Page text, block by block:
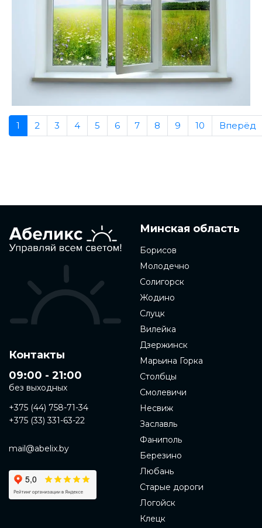
1 2 3 4 5 6 7 8 9 10 Вперёд
Контакты
09:00 - 21:00
без выходных
+375 (44) 758-71-34
+375 (33) 331-63-22
mail@abelix.by
Минская область
Борисов
Молодечно
Солигорск
Жодино
Слуцк
Вилейка
Дзержинск
Марьина Горка
Столбцы
Смолевичи
Несвиж
Заславль
Фаниполь
Березино
Любань
Старые дороги
Логойск
Клецк